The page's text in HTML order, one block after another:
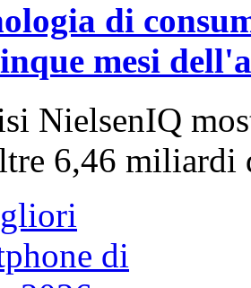
di
mesi
NielsenIQ
6,46